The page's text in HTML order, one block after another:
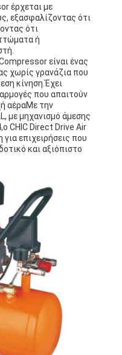
έρχεται με
εξασφαλίζοντας ότι
ότι
ή
είναι ένας
χωρίς γρανάζια που
κίνηση.Έχει
που απαιτούν
αέραΜε την
με μηχανισμό άμεσης
CHIC Direct Drive Air
επιχειρήσεις που
και αξιόπιστο